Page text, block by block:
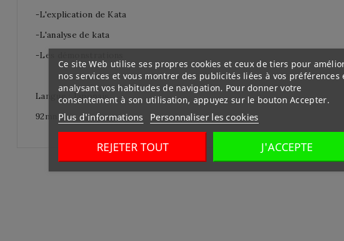
-L'explication de Kata
-L'analyse de kata
-Les démonstrations
Langue : Japonais
92mn
Ce site Web utilise ses propres cookies et ceux de tiers pour
nos services et vous montrer des publicités liées à vos préférences
analysant vos habitudes de navigation. Pour donner votre
consentement à son utilisation, appuyez sur le bouton Accepter.
Plus d'informations Personnaliser les cookies
REJETER TOUT J'ACCEPTE